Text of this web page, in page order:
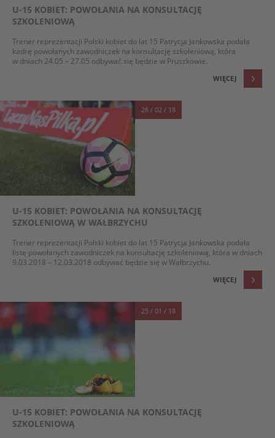
U-15 KOBIET: POWOŁANIA NA KONSULTACJĘ
SZKOLENIOWĄ
Trener reprezentacji Polski kobiet do lat 15 Patrycja Jankowska podała
kadrę powołanych zawodniczek na konsultację szkoleniową, która
w dniach 24.05 – 27.05 odbywać się będzie w Pruszkowie.
WIĘCEJ
26 / 02 / 18
U-15 KOBIET: POWOŁANIA NA KONSULTACJĘ
SZKOLENIOWĄ W WAŁBRZYCHU
Trener reprezentacji Polski kobiet do lat 15 Patrycja Jankowska podała
listę powołanych zawodniczek na konsultację szkoleniową, która w dniach
9.03.2018 – 12.03.2018 odbywać będzie się w Wałbrzychu.
WIĘCEJ
25 / 01 / 18
U-15 KOBIET: POWOŁANIA NA KONSULTACJĘ
SZKOLENIOWĄ